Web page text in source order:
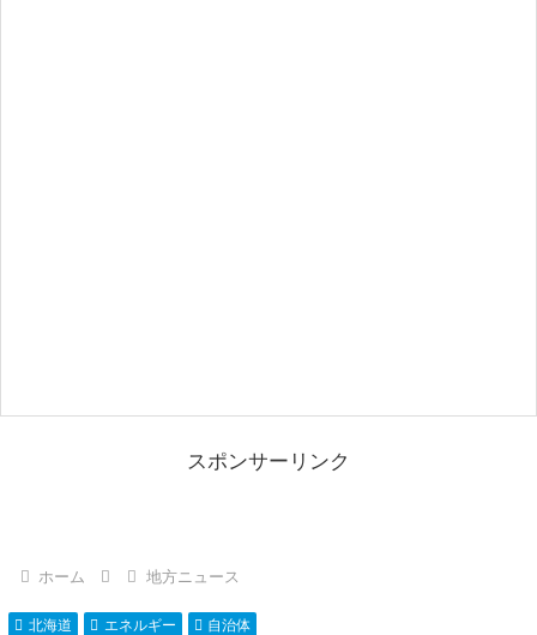
スポンサーリンク
ホーム 地方ニュース
北海道 エネルギー 自治体